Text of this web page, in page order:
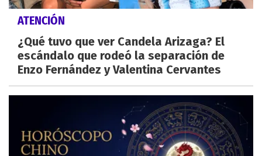
ATENCIÓN
¿Qué tuvo que ver Candela Arizaga? El
escándalo que rodeó la separación de
Enzo Fernández y Valentina Cervantes